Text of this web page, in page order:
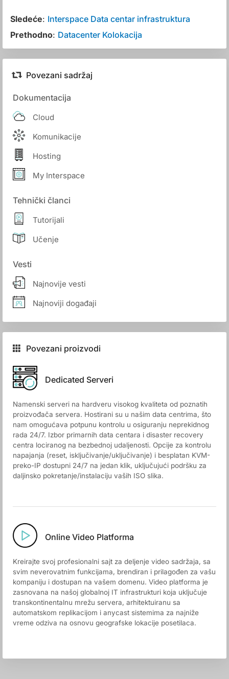
Sledeće: Interspace Data centar infrastruktura
Prethodno: Datacenter Kolokacija
Povezani sadržaj
Dokumentacija
Cloud
Komunikacije
Hosting
My Interspace
Tehnički članci
Tutorijali
Učenje
Vesti
Najnovije vesti
Najnoviji događaji
Povezani proizvodi
Dedicated Serveri
Namenski serveri na hardveru visokog kvaliteta od poznatih
proizvođača servera. Hostirani su u našim data centrima, što
nam omogućava potpunu kontrolu u osiguranju neprekidnog
rada 24/7. Izbor primarnih data centara i disaster recovery
centra lociranog na bezbednoj udaljenosti. Opcije za kontrolu
napajanja (reset, isključivanje/uključivanje) i besplatan KVM-
preko-IP dostupni 24/7 na jedan klik, uključujući podršku za
daljinsko pokretanje/instalaciju vaših ISO slika.
Online Video Platforma
Kreirajte svoj profesionalni sajt za deljenje video sadržaja, sa
svim neverovatnim funkcijama, brendiran i prilagođen za vašu
kompaniju i dostupan na vašem domenu. Video platforma je
zasnovana na našoj globalnoj IT infrastrukturi koja uključuje
transkontinentalnu mrežu servera, arhitektuiranu sa
automatskom replikacijom i anycast sistemima za najniže
vreme odziva na osnovu geografske lokacije posetilaca.